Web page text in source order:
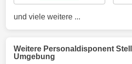
und viele weitere ...
Weitere Personaldisponent
Umgebung